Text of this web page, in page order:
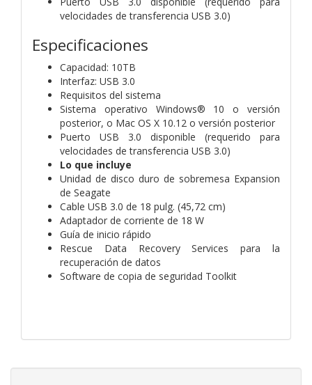
velocidades de transferencia USB 3.0)
Especificaciones
Capacidad: 10TB
Interfaz: USB 3.0
Requisitos del sistema
Sistema operativo Windows® 10 o versión
posterior, o Mac OS X 10.12 o versión posterior
Puerto USB 3.0 disponible (requerido para
velocidades de transferencia USB 3.0)
Lo que incluye
Unidad de disco duro de sobremesa Expansion
de Seagate
Cable USB 3.0 de 18 pulg. (45,72 cm)
Adaptador de corriente de 18 W
Guía de inicio rápido
Rescue Data Recovery Services para la
recuperación de datos
Software de copia de seguridad Toolkit